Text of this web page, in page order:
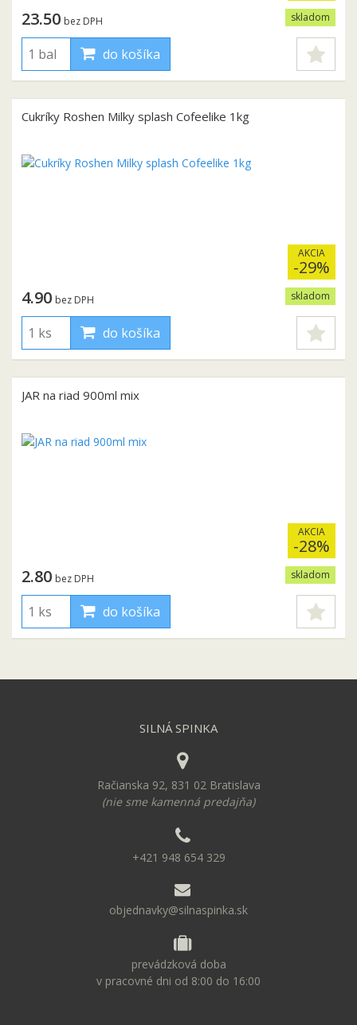
skladom
23.50 bez DPH
do košíka
Cukríky Roshen Milky splash Cofeelike 1kg
AKCIA
-29%
skladom
4.90 bez DPH
do košíka
JAR na riad 900ml mix
AKCIA
-28%
skladom
2.80 bez DPH
do košíka
SILNÁ SPINKA
Račianska 92, 831 02 Bratislava
(nie sme kamenná predajňa)
+421 948 654 329
objednavky@silnaspinka.sk
prevádzková doba
v pracovné dni od 8:00 do 16:00